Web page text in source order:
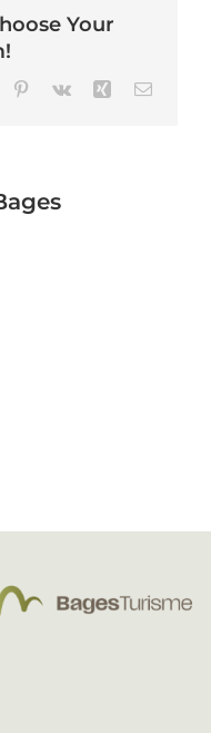
Your
TumblrPinterest
Vk XingEmail